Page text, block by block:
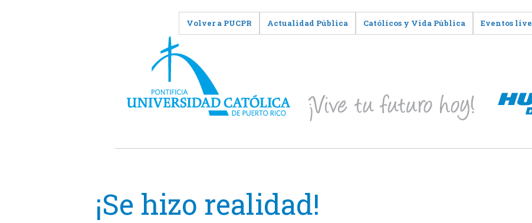
Volver a PUCPR Actualidad Pública Católicos y Vida Pública Eventos live
¡Se hizo realidad!